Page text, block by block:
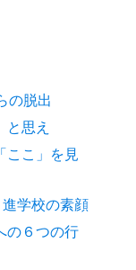
の脱出
思え
こ」を見
学校の素顔
の６つの行